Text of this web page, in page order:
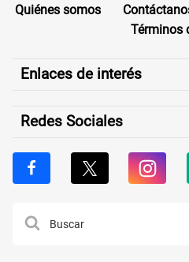
Quiénes somos
Términos
Enlaces de interés
Redes Sociales